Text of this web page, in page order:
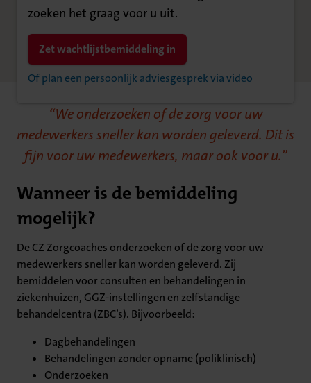
zoeken het graag voor u uit.
Zet wachtlijstbemiddeling in
Of plan een persoonlijk adviesgesprek via video
We onderzoeken of de zorg voor uw
medewerkers sneller kan worden geleverd. Dit is
fijn voor uw medewerkers, maar ook voor u.
Wanneer is de bemiddeling
mogelijk?
De CZ Zorgcoaches onderzoeken of de zorg voor uw
medewerkers sneller kan worden geleverd. Zij
bemiddelen voor consulten en behandelingen in
ziekenhuizen, GGZ-instellingen en zelfstandige
behandelcentra (ZBC’s). Bijvoorbeeld:
Dagbehandelingen
Behandelingen zonder opname (poliklinisch)
Onderzoeken